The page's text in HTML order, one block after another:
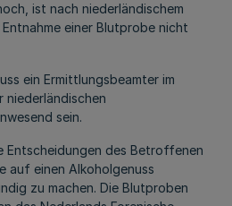
ist nach niederländischem
einer Blutprobe nicht
ein Ermittlungsbeamter im
niederländischen
sein.
Entscheidungen des Betroffenen
auf einen Alkoholgenuss
zu machen. Die Blutproben